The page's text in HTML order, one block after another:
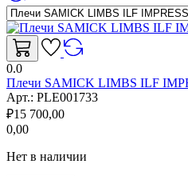
0.0
Плечи SAMICK LIMBS ILF
Арт.: PLE001733
₽15 700,00
0,00
Нет в наличии